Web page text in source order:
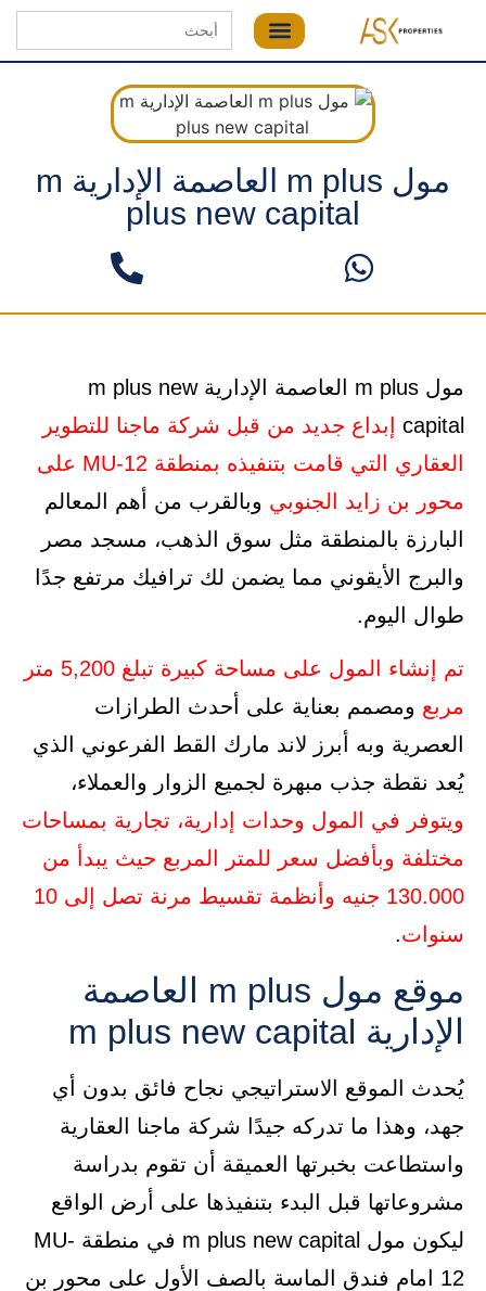
Search
for:
مول m plus العاصمة الإدارية m
plus new capital
مول m plus العاصمة الإدارية m plus new
capital
إبداع جديد من قبل شركة ماجنا للتطوير
العقاري التي قامت بتنفيذه بمنطقة MU-12 على
محور بن زايد الجنوبي وبالقرب من أهم المعالم
البارزة بالمنطقة مثل سوق الذهب، مسجد مصر
والبرج الأيقوني مما يضمن لك ترافيك مرتفع جدًا
طوال اليوم.
تم إنشاء المول على مساحة كبيرة تبلغ 5,200 متر
مربع ومصمم بعناية على أحدث الطرازات
العصرية وبه أبرز لاند مارك القط الفرعوني الذي
يُعد نقطة جذب مبهرة لجميع الزوار والعملاء،
ويتوفر في المول وحدات إدارية، تجارية بمساحات
مختلفة وبأفضل سعر للمتر المربع حيث يبدأ من
130.000 جنيه وأنظمة تقسيط مرنة تصل إلى 10
سنوات.
موقع مول m plus العاصمة
الإدارية m plus new capital
يُحدث الموقع الاستراتيجي نجاح فائق بدون أي
جهد، وهذا ما تدركه جيدًا شركة ماجنا العقارية
واستطاعت بخبرتها العميقة أن تقوم بدراسة
مشروعاتها قبل البدء بتنفيذها على أرض الواقع
ليكون مول m plus new capital في منطقة MU-
12 امام فندق الماسة بالصف الأول على محور بن